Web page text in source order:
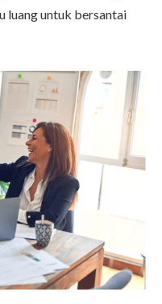
luang untuk bersantai